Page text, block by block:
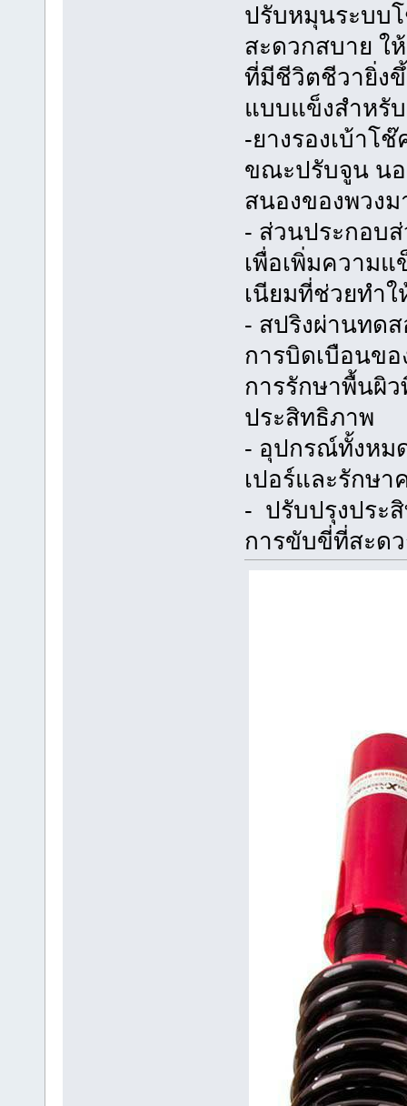
ปรับหมุนระบบ
สะดวกสบาย ใ
ที่มีชีวิตชีวายิ่ง
แบบแข็งสำหรั
-ยางรองเบ้าโ
ขณะปรับจูน นอ
สนองของพวง
- ส่วนประกอบ
เพื่อเพิ่มความ
เนียมที่ช่วยทำ
- สปริงผ่านทดส
การบิดเบือนข
การรักษาพื้นผิ
ประสิทธิภาพ
- อุปกรณ์ทั้งหม
เปอร์และรักษา
- ปรับปรุงประ
การขับขี่ที่สะด